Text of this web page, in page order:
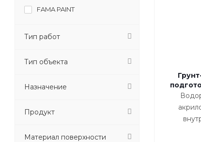
FAMA PAINT
Тип работ
Тип объекта
Назначение
Продукт
Материал поверхности